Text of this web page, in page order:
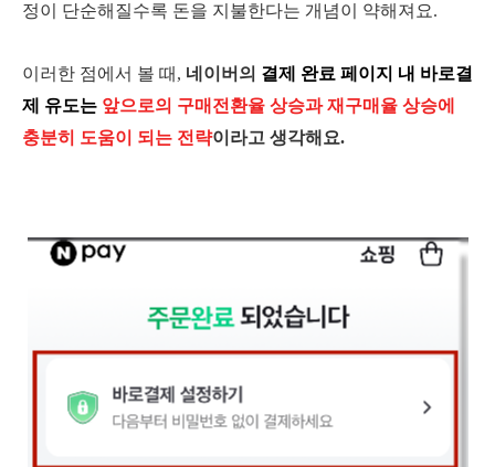
정이 단순해질수록 돈을 지불한다는 개념이 약해져요.
이러한 점에서 볼 때, 네이버의 결제 완료 페이지 내 바로결
제 유도는 앞으로의 구매전환율 상승과 재구매율 상승에
충분히 도움이 되는 전략이라고 생각해요.